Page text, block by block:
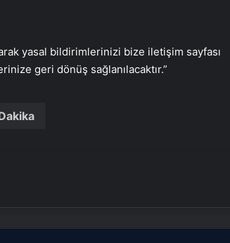
yasal bildirimlerinizi bize iletişim sayfası
geri dönüş sağlanılacaktır.”
Tasarım Ajansı